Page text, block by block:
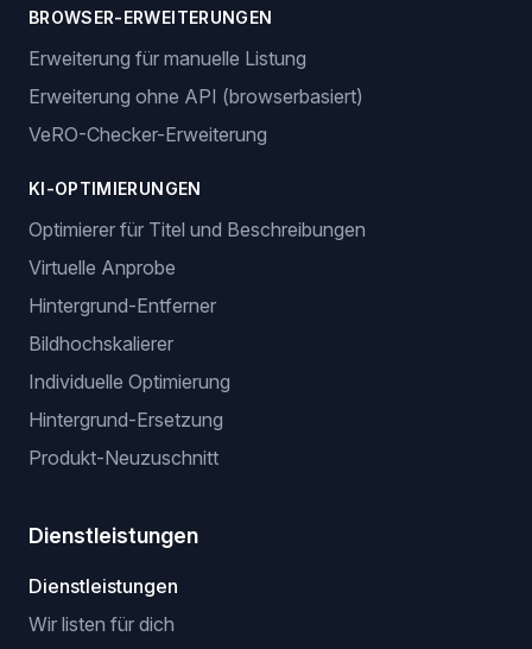
BROWSER-ERWEITERUNGEN
Erweiterung für manuelle Listung
Erweiterung ohne API (browserbasiert)
VeRO-Checker-Erweiterung
KI-OPTIMIERUNGEN
Optimierer für Titel und Beschreibungen
Virtuelle Anprobe
Hintergrund-Entferner
Bildhochskalierer
Individuelle Optimierung
Hintergrund-Ersetzung
Produkt-Neuzuschnitt
Dienstleistungen
Dienstleistungen
Wir listen für dich